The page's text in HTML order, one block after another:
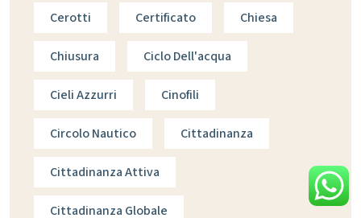
Cerotti Certificato Chiesa
Chiusura Ciclo Dell'acqua
Cieli Azzurri Cinofili
Circolo Nautico Cittadinanza
Cittadinanza Attiva
Cittadinanza Globale